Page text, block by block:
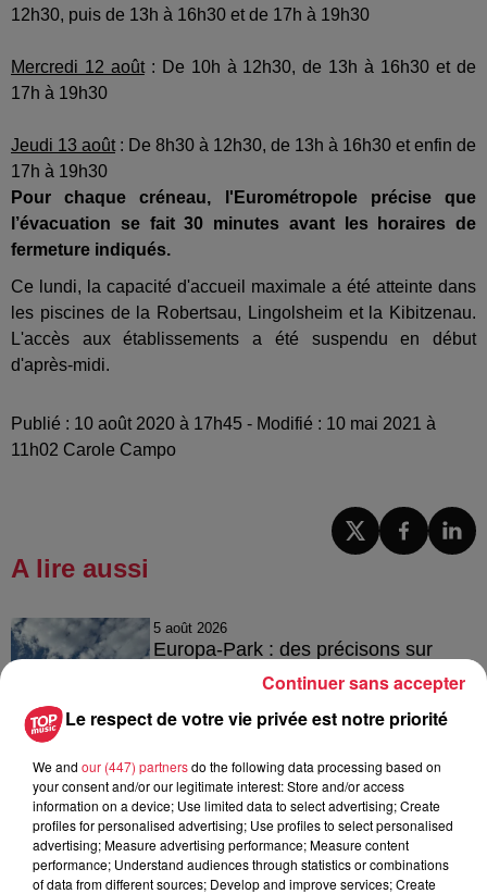
12h30, puis de 13h à 16h30 et de 17h à 19h30
Mercredi 12 août: De 10h à 12h30, de 13h à 16h30 et de
17h à 19h30
Jeudi 13 août: De 8h30 à 12h30, de 13h à 16h30 et enfin de
17h à 19h30
Pour chaque créneau, l'Eurométropole précise que
l’évacuation se fait 30 minutes avant les horaires de
fermeture indiqués.
Ce lundi, la capacité d'accueil maximale a été atteinte dans
les piscines de la Robertsau, Lingolsheim et la Kibitzenau.
L'accès aux établissements a été suspendu en début
d'après-midi.
Publié : 10 août 2020 à 17h45 - Modifié : 10 mai 2021 à
11h02 Carole Campo
A lire aussi
5 août 2026
Europa-Park : des précisons sur
l’après Euro-Mir
4 août 2026
Vélos d'occasion en Alsace : les
meilleures adresses pour rouler à...
Le respect de votre vie privée est notre priorité
We and our (447) partnersdo the following data processing based on
your consent and/or our legitimate interest: Store and/or access
information on a device; Use limited data to select advertising; Create
profiles for personalised advertising; Use profiles to select personalised
advertising; Measure advertising performance; Measure content
performance; Understand audiences through statistics or combinations
of data from different sources; Develop and improve services; Create
Continuer sans accepter